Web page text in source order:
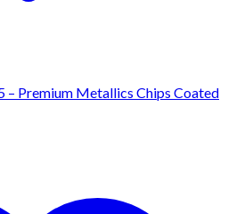
– Premium Metallics Chips Coated